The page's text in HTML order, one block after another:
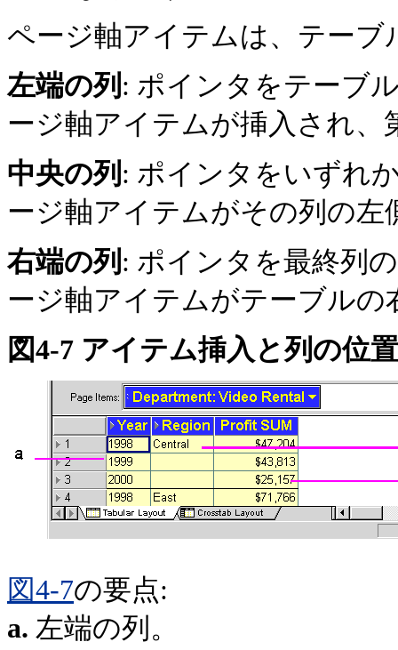
ページ軸アイテムは、テー
左端の列 : ポインタをテーブ
ージ軸アイテムが挿入され、
中央の列 : ポインタをいずれ
ージ軸アイテムがその列の左
右端の列 : ポインタを最終列
ージ軸アイテムがテーブル
図4-7 アイテム挿入と列の位置
図4-7の要点:
a. 左端の列。